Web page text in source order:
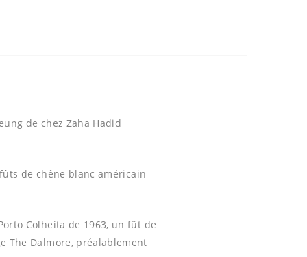
de chez Zaha Hadid
fûts de chêne blanc américain
Colheita de 1963, un fût de
The Dalmore, préalablement